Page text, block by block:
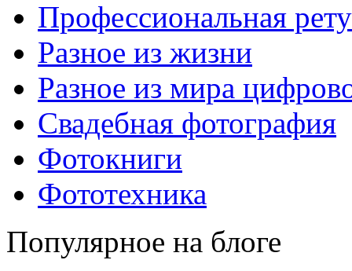
Профессиональная
Разное из жизни
Разное из мира
Свадебная фотография
Фотокниги
Фототехника
Популярное на блоге